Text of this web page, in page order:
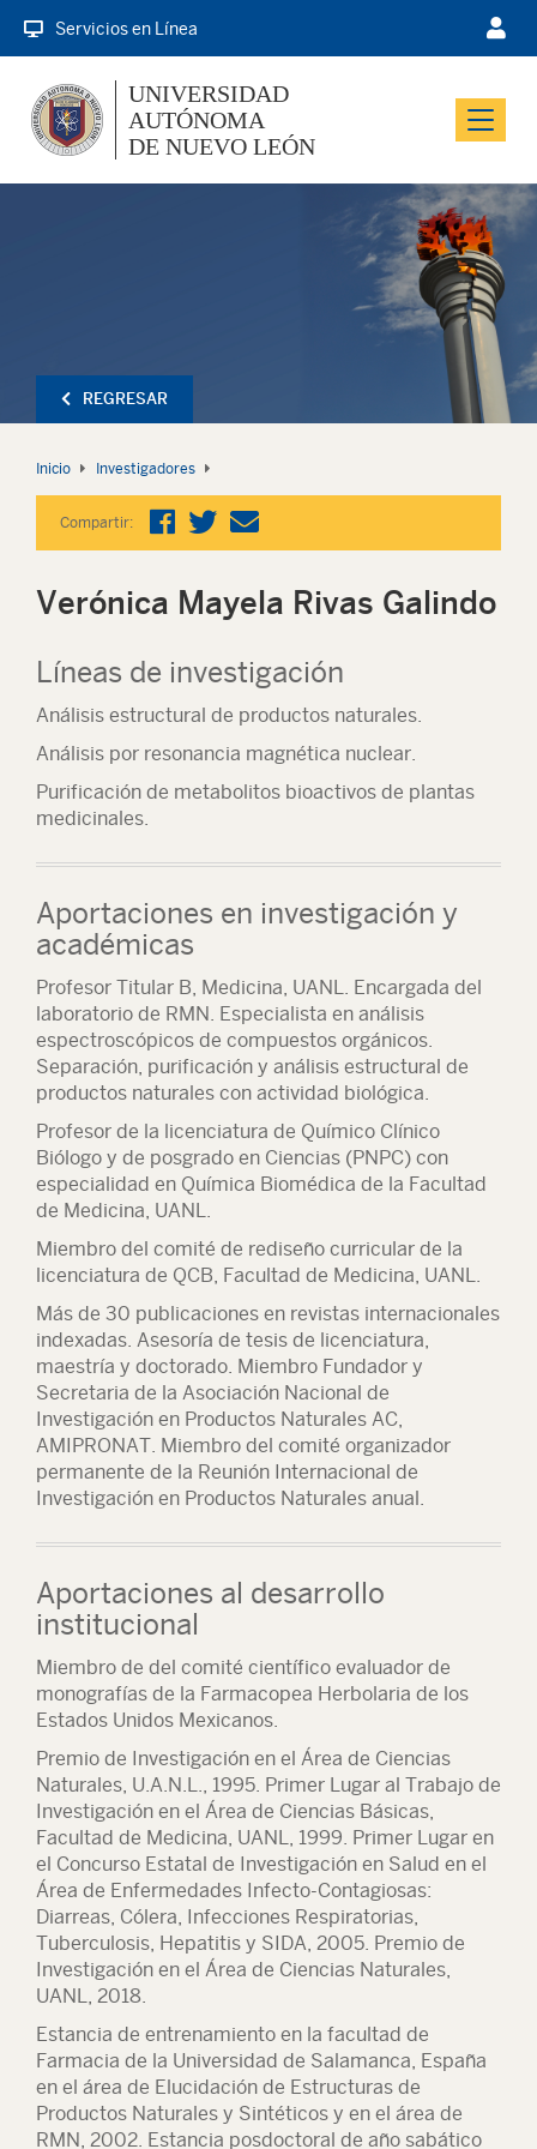
Servicios en Línea
Menu
UNIVERSIDAD
AUTÓNOMA
DE NUEVO LEÓN
REGRESAR
Inicio Investigadores
Compartir:
Verónica Mayela Rivas Galindo
Líneas de investigación
Análisis estructural de productos naturales.
Análisis por resonancia magnética nuclear.
Purificación de metabolitos bioactivos de plantas
medicinales.
Aportaciones en investigación y
académicas
Profesor Titular B, Medicina, UANL. Encargada del
laboratorio de RMN. Especialista en análisis
espectroscópicos de compuestos orgánicos.
Separación, purificación y análisis estructural de
productos naturales con actividad biológica.
Profesor de la licenciatura de Químico Clínico
Biólogo y de posgrado en Ciencias (PNPC) con
especialidad en Química Biomédica de la Facultad
de Medicina, UANL.
Miembro del comité de rediseño curricular de la
licenciatura de QCB, Facultad de Medicina, UANL.
Más de 30 publicaciones en revistas internacionales
indexadas. Asesoría de tesis de licenciatura,
maestría y doctorado. Miembro Fundador y
Secretaria de la Asociación Nacional de
Investigación en Productos Naturales AC,
AMIPRONAT. Miembro del comité organizador
permanente de la Reunión Internacional de
Investigación en Productos Naturales anual.
Aportaciones al desarrollo
institucional
Miembro de del comité científico evaluador de
monografías de la Farmacopea Herbolaria de los
Estados Unidos Mexicanos.
Premio de Investigación en el Área de Ciencias
Naturales, U.A.N.L., 1995. Primer Lugar al Trabajo de
Investigación en el Área de Ciencias Básicas,
Facultad de Medicina, UANL, 1999. Primer Lugar en
el Concurso Estatal de Investigación en Salud en el
Área de Enfermedades Infecto-Contagiosas:
Diarreas, Cólera, Infecciones Respiratorias,
Tuberculosis, Hepatitis y SIDA, 2005. Premio de
Investigación en el Área de Ciencias Naturales,
UANL, 2018.
Estancia de entrenamiento en la facultad de
Farmacia de la Universidad de Salamanca, España
en el área de Elucidación de Estructuras de
Productos Naturales y Sintéticos y en el área de
RMN, 2002. Estancia posdoctoral de año sabático